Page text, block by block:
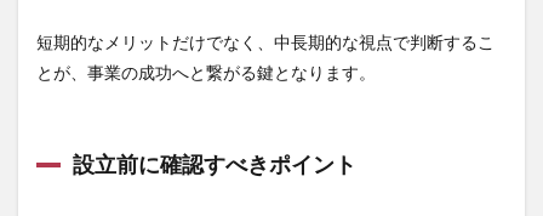
短期的なメリットだけでなく、中長期的な視点で判断するこ
とが、事業の成功へと繋がる鍵となります。
設立前に確認すべきポイント